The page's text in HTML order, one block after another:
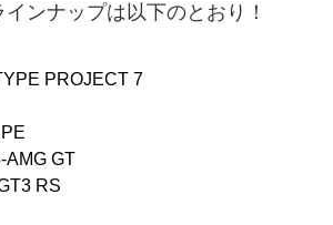
ンナップは以下のとおり！
PROJECT 7
AMG GT
RS